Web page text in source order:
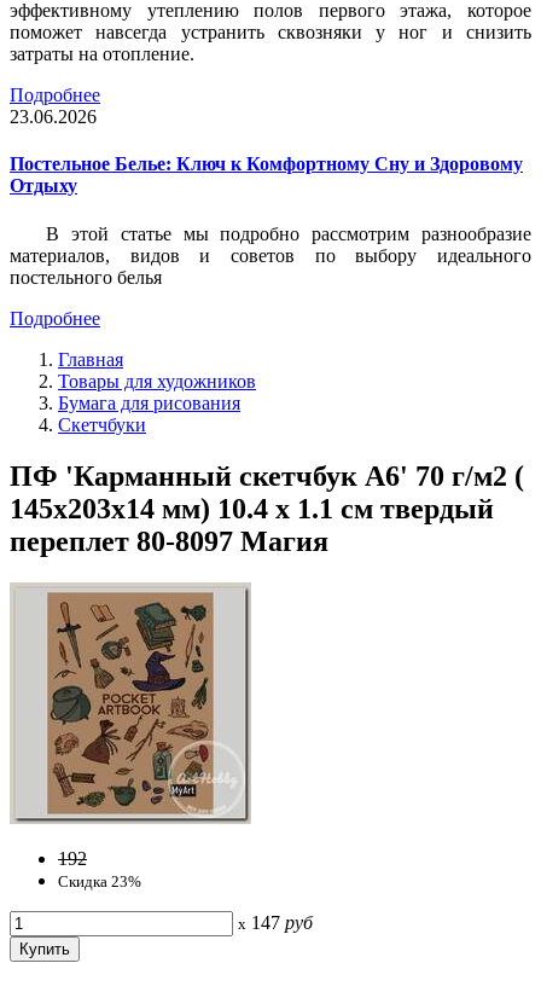
эффективному утеплению полов первого этажа, которое
поможет навсегда устранить сквозняки у ног и снизить
затраты на отопление.
Подробнее
23.06.2026
Постельное Белье: Ключ к Комфортному Сну и Здоровому
Отдыху
В этой статье мы подробно рассмотрим разнообразие
материалов, видов и советов по выбору идеального
постельного белья
Подробнее
Главная
Товары для художников
Бумага для рисования
Скетчбуки
ПФ 'Карманный скетчбук А6' 70 г/м2 (
145х203х14 мм) 10.4 х 1.1 см твердый
переплет 80-8097 Магия
192
Скидка 23%
x 147 руб